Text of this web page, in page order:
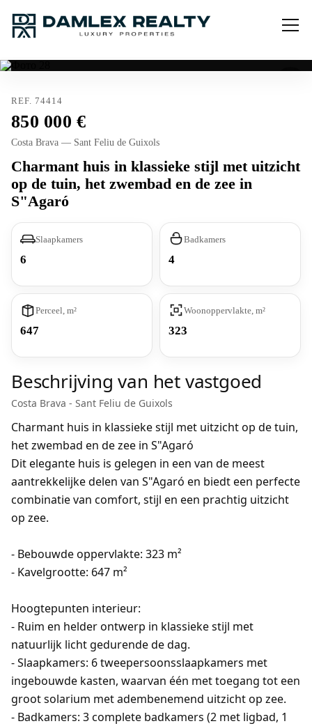
REF. 74414
850 000
Costa Brava — Sant Feliu de Guixols
Charmant huis in klassieke stijl met uitzicht
op de tuin, het zwembad en de zee in
S"Agaró
Slaapkamers
6
Badkamers
4
Perceel, m²
647
Woonoppervlakte, m²
323
Beschrijving van het vastgoed
Costa Brava - Sant Feliu de Guixols
Charmant huis in klassieke stijl met uitzicht op de tuin,
het zwembad en de zee in S"Agaró
Dit elegante huis is gelegen in een van de meest
aantrekkelijke delen van S"Agaró en biedt een perfecte
combinatie van comfort, stijl en een prachtig uitzicht
op zee.
- Bebouwde oppervlakte: 323 m²
- Kavelgrootte: 647 m²
Hoogtepunten interieur:
- Ruim en helder ontwerp in klassieke stijl met
natuurlijk licht gedurende de dag.
- Slaapkamers: 6 tweepersoonsslaapkamers met
ingebouwde kasten, waarvan één met toegang tot een
groot solarium met adembenemend uitzicht op zee.
- Badkamers: 3 complete badkamers (2 met ligbad, 1